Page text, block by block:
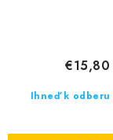
Ihneď k odberu
€15,80